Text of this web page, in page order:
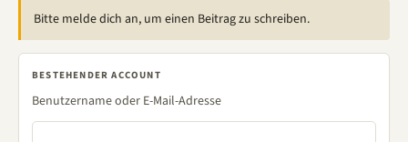
Bitte melde dich an, um einen Beitrag zu schreiben.
BESTEHENDER ACCOUNT
Benutzername oder E-Mail-Adresse